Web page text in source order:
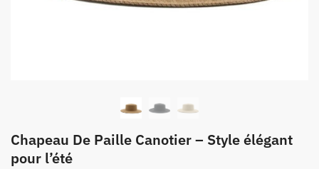
Chapeau De Paille Canotier – Style élégant
pour l’été